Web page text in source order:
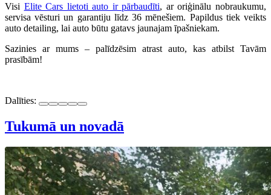
Visi Elite Cars lietoti auto ir pārbaudīti, ar oriģinālu nobraukumu,
servisa vēsturi un garantiju līdz 36 mēnešiem. Papildus tiek veikts
auto detailing, lai auto būtu gatavs jaunajam īpašniekam.
Sazinies ar mums – palīdzēsim atrast auto, kas atbilst Tavām
prasībām!
Dalīties:
Tukumā un novadā